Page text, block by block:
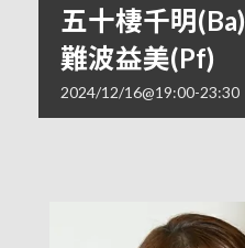
五十棲千明(Ba)
難波益美(Pf)
2024/12/16@19:00-23:30